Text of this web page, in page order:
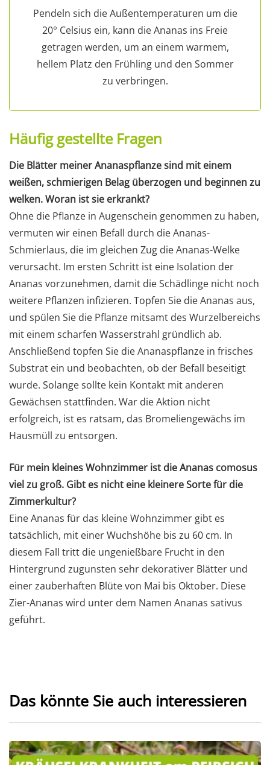
Pendeln sich die Außentemperaturen um die
20° Celsius ein, kann die Ananas ins Freie
getragen werden, um an einem warmem,
hellem Platz den Frühling und den Sommer
zu verbringen.
Häufig gestellte Fragen
Die Blätter meiner Ananaspflanze sind mit einem
weißen, schmierigen Belag überzogen und beginnen zu
welken. Woran ist sie erkrankt?
Ohne die Pflanze in Augenschein genommen zu haben,
vermuten wir einen Befall durch die Ananas-
Schmierlaus, die im gleichen Zug die Ananas-Welke
verursacht. Im ersten Schritt ist eine Isolation der
Ananas vorzunehmen, damit die Schädlinge nicht noch
weitere Pflanzen infizieren. Topfen Sie die Ananas aus,
und spülen Sie die Pflanze mitsamt des Wurzelbereichs
mit einem scharfen Wasserstrahl gründlich ab.
Anschließend topfen Sie die Ananaspflanze in frisches
Substrat ein und beobachten, ob der Befall beseitigt
wurde. Solange sollte kein Kontakt mit anderen
Gewächsen stattfinden. War die Aktion nicht
erfolgreich, ist es ratsam, das Bromeliengewächs im
Hausmüll zu entsorgen.
Für mein kleines Wohnzimmer ist die Ananas comosus
viel zu groß. Gibt es nicht eine kleinere Sorte für die
Zimmerkultur?
Eine Ananas für das kleine Wohnzimmer gibt es
tatsächlich, mit einer Wuchshöhe bis zu 60 cm. In
diesem Fall tritt die ungenießbare Frucht in den
Hintergrund zugunsten sehr dekorativer Blätter und
einer zauberhaften Blüte von Mai bis Oktober. Diese
Zier-Ananas wird unter dem Namen Ananas sativus
geführt.
Das könnte Sie auch interessieren